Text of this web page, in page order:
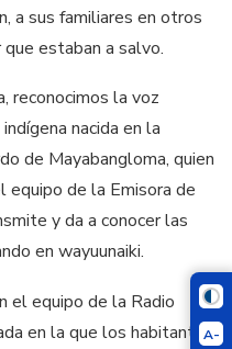
A-
a sus familiares en otros
estaban a salvo.
reconocimos la voz
nacida en la
de Mayabangloma, quien
de la Emisora de
y da a conocer las
en wayuunaiki.
el equipo de la Radio
en la que los habitantes